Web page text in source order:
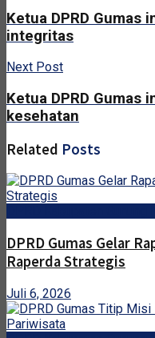
Ketua DPRD Gumas
integritas
Next Post
Ketua DPRD Gumas
kesehatan
Related Posts
DPRD Gumas Gelar
Raperda Strategis
Juli 6, 2026